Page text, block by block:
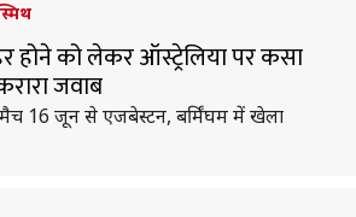
होने को लेकर ऑस्ट्रेलिया पर कसा
जवाब
16 जून से एजबेस्टन, बर्मिंघम में खेला